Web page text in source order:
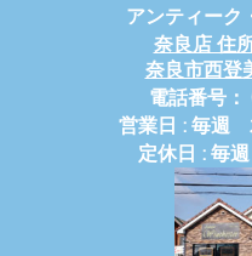
アンティーク
奈良店 住
奈良市西
電話番号
営業日 : 毎週
定休日 : 毎